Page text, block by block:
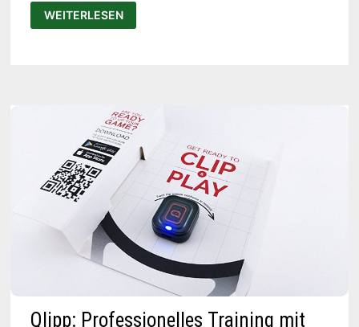
SPONSORED
POST:
MIT
WEITERLESEN
Qlipp: Professionelles Training mit